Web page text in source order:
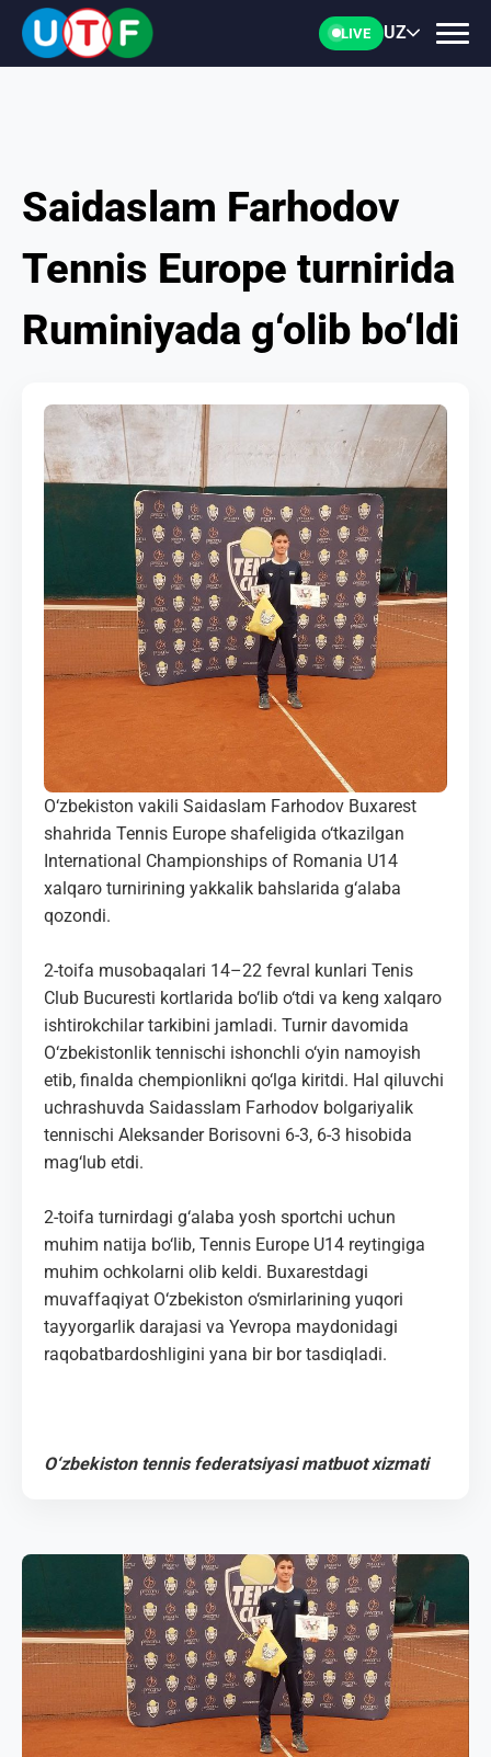
LIVE UZ
BOSH
UTF
YANGILIKLAR
SHAXSLAR
ALOQALAR
UZ-PIN
Saidaslam Farhodov
Tennis Europe turnirida
Ruminiyada g‘olib bo‘ldi
O‘zbekiston vakili Saidaslam Farhodov Buxarest
shahrida Tennis Europe shafeligida o‘tkazilgan
International Championships of Romania U14
xalqaro turnirining yakkalik bahslarida g‘alaba
qozondi.
2-toifa musobaqalari 14–22 fevral kunlari Tenis
Club Bucuresti kortlarida bo‘lib o‘tdi va keng xalqaro
ishtirokchilar tarkibini jamladi. Turnir davomida
O‘zbekistonlik tennischi ishonchli o‘yin namoyish
etib, finalda chempionlikni qo‘lga kiritdi. Hal qiluvchi
uchrashuvda Saidasslam Farhodov bolgariyalik
tennischi Aleksander Borisovni 6-3, 6-3 hisobida
mag‘lub etdi.
2-toifa turnirdagi g‘alaba yosh sportchi uchun
muhim natija bo‘lib, Tennis Europe U14 reytingiga
muhim ochkolarni olib keldi. Buxarestdagi
muvaffaqiyat O‘zbekiston o‘smirlarining yuqori
tayyorgarlik darajasi va Yevropa maydonidagi
raqobatbardoshligini yana bir bor tasdiqladi.
O‘zbekiston tennis federatsiyasi matbuot xizmati